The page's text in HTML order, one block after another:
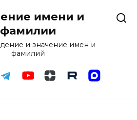
имени и
фамилии
и значение имён и
фамилий